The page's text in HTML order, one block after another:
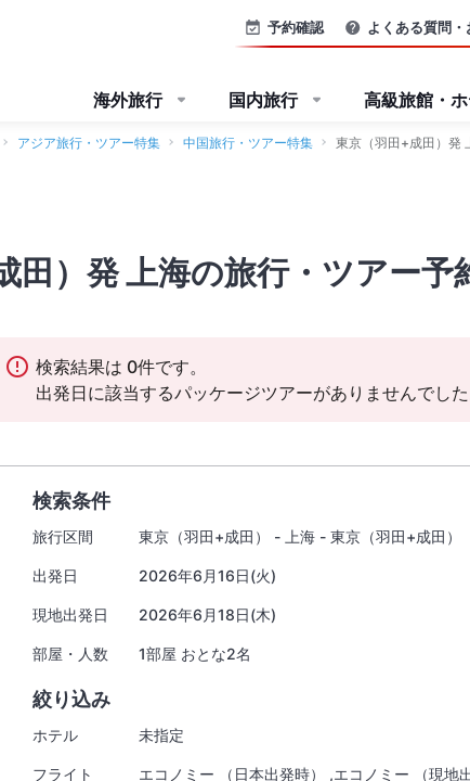
予約確認 よくある質問
海外旅行 国内旅行 高級旅館・
アジア旅行・ツアー特集 中国旅行・ツアー特集 東京（羽田+成田）発
田）発 上海の旅行・ツアー予
検索結果は 0件です。
出発日に該当するパッケージツアーがありませんでし
検索条件
旅行区間 東京（羽田+成田） - 上海 - 東京（羽田+成田）
出発日 2026年6月16日(火)
現地出発日 2026年6月18日(木)
部屋・人数 1部屋 おとな2名
絞り込み
ホテル 未指定
フライト エコノミー （日本出発時） ,エコノミー （現地